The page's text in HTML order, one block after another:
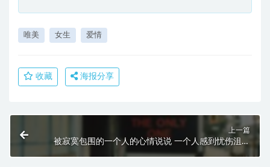
唯美 女生 爱情
收藏 海报分享
上一篇
被寂寞包围的一个人的心情说说 一个人感到忧伤沮丧
的说说